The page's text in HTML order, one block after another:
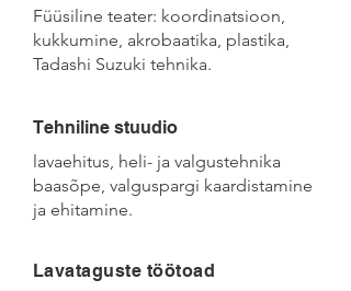
Füüsiline teater: koordinatsioon,
kukkumine, akrobaatika, plastika,
Tadashi Suzuki tehnika.
Tehniline stuudio
lavaehitus, heli- ja valgustehnika
baasõpe, valguspargi kaardistamine
ja ehitamine.
Lavataguste töötoad